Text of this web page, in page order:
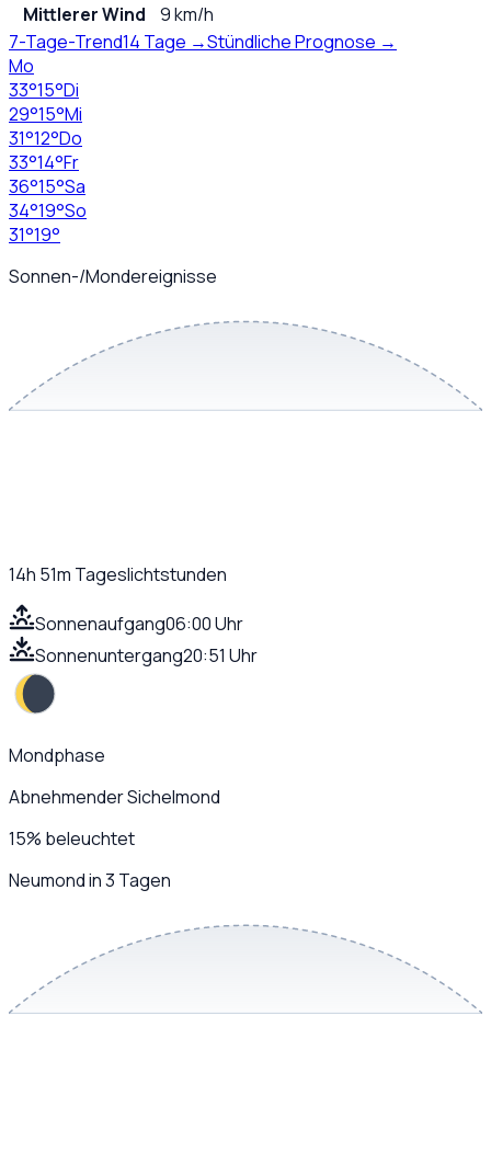
Mittlerer Wind
9 km/h
7-Tage-Trend14 Tage →Stündliche Prognose →
Mo
33°15°Di
29°15°Mi
31°12°Do
33°14°Fr
36°15°Sa
34°19°So
31°19°
Sonnen-/Mondereignisse
14h 51m Tageslichtstunden
Sonnenaufgang06:00 Uhr
Sonnenuntergang20:51 Uhr
Mondphase
Abnehmender Sichelmond
15% beleuchtet
Neumond in 3 Tagen